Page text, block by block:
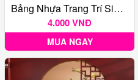
Bảng Nhựa Trang Trí Sinh Nhật
4.000 VNĐ
MUA NGAY